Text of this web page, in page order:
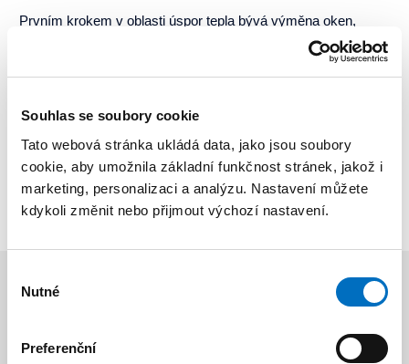
Souhlas se soubory cookie
Tato webová stránka ukládá data, jako jsou soubory
cookie, aby umožnila základní funkčnost stránek, jakož i
marketing, personalizaci a analýzu. Nastavení můžete
kdykoli změnit nebo přijmout výchozí nastavení.
souhlasu
Nutné
Preferenční
Prvním krokem v oblasti úspor tepla bývá výměna oken,
vyšší bezpečnosti obyvatel objektů lze docílit v první řadě
zabezpečením „brány do domu“, tj. vstupního portálu.
moderním systémem čipového klíče Siemens. Ve spolupráci
s DMS pořádáme odborné semináře pro vedoucí a techniky
BD a SVJ, jsme připraveni řešit individuální požadavky
jednotlivých objektů.
Fotogalerie